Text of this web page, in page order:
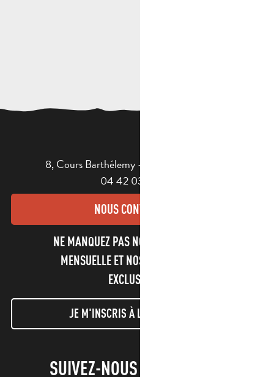
8, Cours Barthélemy - 13400 AUBAGNE
04 42 03 49 98
NOUS CONTACTER
NE MANQUEZ PAS NOTRE NEWSLETTER
MENSUELLE ET NOS INFORMATIONS
EXCLUSIVES !
JE M'INSCRIS À LA NEWSLETTER
SUIVEZ-NOUS !